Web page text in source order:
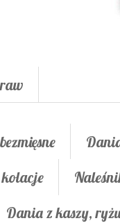
Dania z kaszy,